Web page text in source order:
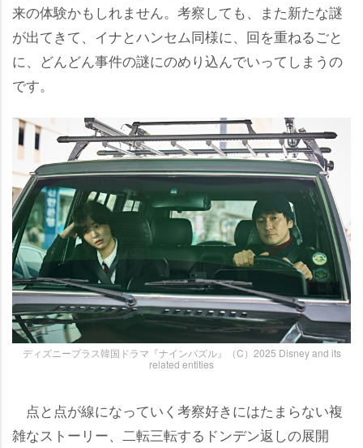
来の体験かもしれません。考察しても、また新たな謎
が出てきて、イナとハンセム同様に、回を重ねるごと
に、どんどん事件の謎にのめり込んでいってしまうの
です。
ディズニープラス韓国ドラマ『ナインパズル』（C）2025 Disney and its
related entities
点と点が線になっていく考察好きにはたまらない複
雑なストーリー、二転三転するドンデン返しの展開